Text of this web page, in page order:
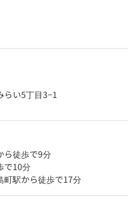
らい5丁目3−1
ら徒歩で9分
で10分
町駅から徒歩で17分